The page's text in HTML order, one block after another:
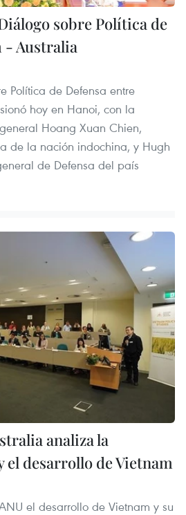
sobre Política de
- Australia
Política de Defensa entre
hoy en Hanoi, con la
Hoang Xuan Chien,
de la nación indochina, y Hugh
de Defensa del país
analiza la
desarrollo de Vietnam
el desarrollo de Vietnam y su